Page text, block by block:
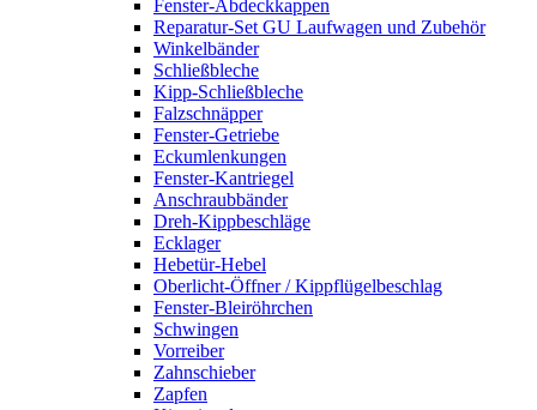
Fenster-Abdeckkappen
Reparatur-Set GU Laufwagen und Zubehör
Winkelbänder
Schließbleche
Kipp-Schließbleche
Falzschnäpper
Fenster-Getriebe
Eckumlenkungen
Fenster-Kantriegel
Anschraubbänder
Dreh-Kippbeschläge
Ecklager
Hebetür-Hebel
Oberlicht-Öffner / Kippflügelbeschlag
Fenster-Bleiröhrchen
Schwingen
Vorreiber
Zahnschieber
Zapfen